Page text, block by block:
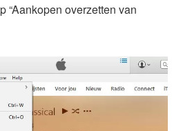
“Aankopen overzetten van